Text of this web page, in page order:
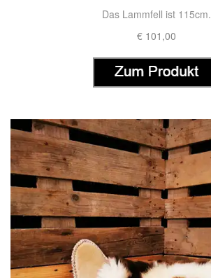
Das Lammfell ist 115cm.
€ 101,00